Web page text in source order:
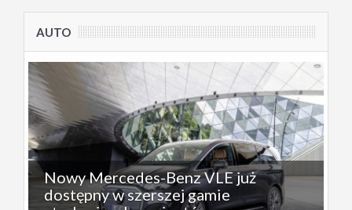
AUTO
Nowy Mercedes-Benz VLE już
dostępny w szerszej gamie